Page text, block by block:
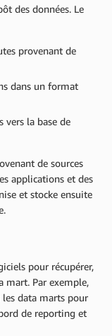
des données. Le
provenant de
dans un format
vers la base de
de sources
applications et des
et stocke ensuite
pour récupérer,
mart. Par exemple,
data marts pour
de reporting et